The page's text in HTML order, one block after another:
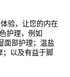
验，让您的内在
护理，例如
面部护理；温盐
；以及有益于脚